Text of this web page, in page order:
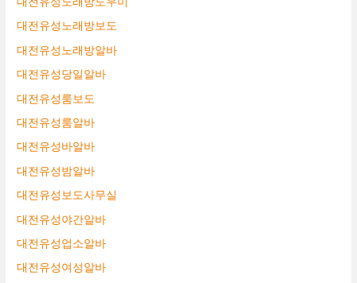
대전유성노래방보도
대전유성노래방알바
대전유성당일알바
대전유성룸보도
대전유성룸알바
대전유성바알바
대전유성밤알바
대전유성보도사무실
대전유성야간알바
대전유성업소알바
대전유성여성알바